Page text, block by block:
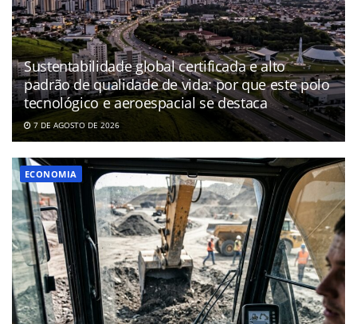
Sustentabilidade global certificada e alto
padrão de qualidade de vida: por que este polo
tecnológico e aeroespacial se destaca
7 DE AGOSTO DE 2026
ECONOMIA